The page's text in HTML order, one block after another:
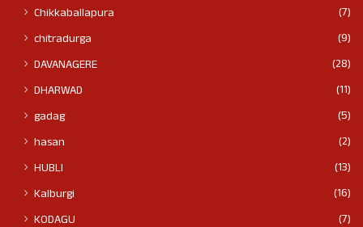
Chikkaballapura
(7)
chitradurga
(9)
DAVANAGERE
(28)
DHARWAD
(11)
gadag
(5)
hasan
(2)
HUBLI
(13)
Kalburgi
(16)
KODAGU
(7)